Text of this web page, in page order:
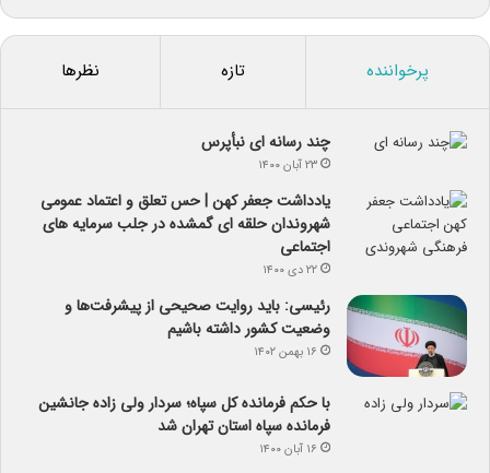
پرخواننده تازه نظرها
چند رسانه ای نبأپرس
۲۳ آبان ۱۴۰۰
یادداشت جعفر کهن | حس تعلق و اعتماد عمومی
شهروندان حلقه ای گمشده در جلب سرمایه های
اجتماعی
۲۲ دی ۱۴۰۰
رئیسی: باید روایت صحیحی از پیشرفت‌ها و
وضعیت کشور داشته باشیم
۱۶ بهمن ۱۴۰۲
با حکم فرمانده کل سپاه؛ سردار ولی زاده جانشین
فرمانده سپاه استان تهران شد
۱۶ آبان ۱۴۰۰